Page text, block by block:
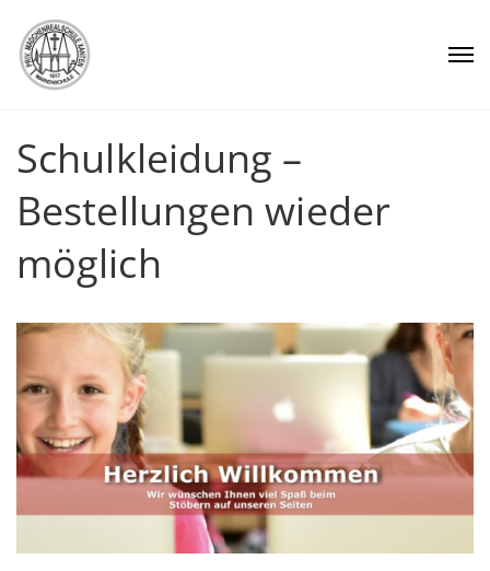
Schulkleidung –
Bestellungen wieder
möglich